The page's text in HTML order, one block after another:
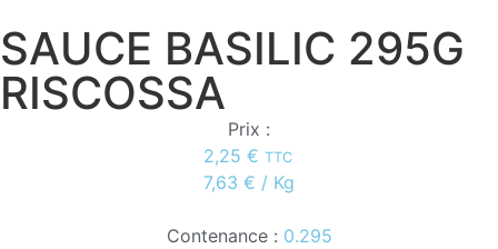
SAUCE BASILIC 295G
RISCOSSA
Prix :
2,25 € TTC
7,63 € / Kg
Contenance : 0.295